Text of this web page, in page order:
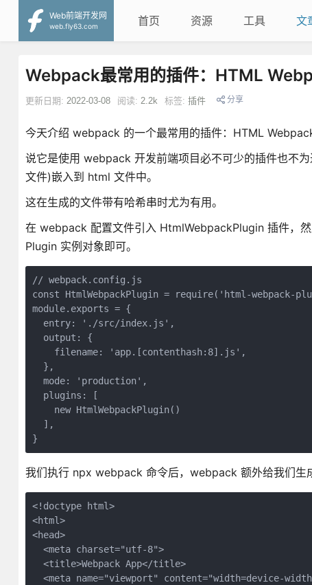
Web前端开发网
web.fly63.com
首页 资源 工具 文
Webpack最常用的插件：HTML
更新日期: 2022-03-08 阅读: 2.2k 标签: 插件 分享
今天介绍 webpack 的一个最常用的插件：HTML
说它是使用 webpack 开发前端项目必不可少的插件也不
文件)嵌入到 html 文件中。
这在生成的文件带有哈希串时尤为有用。
在 webpack 配置文件引入 HtmlWebpackPlugin 插件，
Plugin 实例对象即可。
// webpack.config.js
const HtmlWebpackPlugin = require('html-webpack-
module.exports = {
  entry: './src/index.js',
  output: {
    filename: 'app.[contenthash:8].js',
  },
  mode: 'production',
  plugins: [
    new HtmlWebpackPlugin()
  ],
我们执行 npx webpack 命令后，webpack 额外给我们生
<!doctype html>
<html>
<head>
  <meta charset="utf-8">
  <title>Webpack App</title>
<meta name="viewport" content="width=device-